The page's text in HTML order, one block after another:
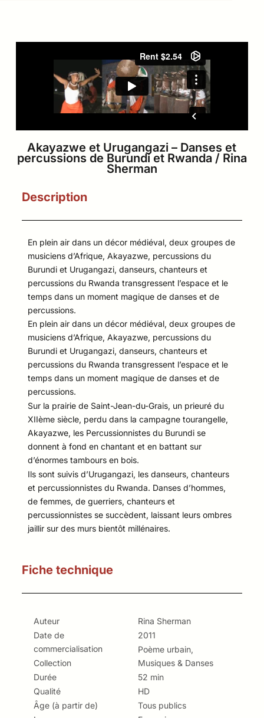
Akayazwe et Urugangazi – Danses et
percussions de Burundi et Rwanda / Rina
Sherman
Description
En plein air dans un décor médiéval, deux groupes de
musiciens d’Afrique, Akayazwe, percussions du
Burundi et Urugangazi, danseurs, chanteurs et
percussions du Rwanda transgressent l’espace et le
temps dans un moment magique de danses et de
percussions.
En plein air dans un décor médiéval, deux groupes de
musiciens d’Afrique, Akayazwe, percussions du
Burundi et Urugangazi, danseurs, chanteurs et
percussions du Rwanda transgressent l’espace et le
temps dans un moment magique de danses et de
percussions.
Sur la prairie de Saint-Jean-du-Grais, un prieuré du
XIIème siècle, perdu dans la campagne tourangelle,
Akayazwe, les Percussionnistes du Burundi se
donnent à fond en chantant et en battant sur
d’énormes tambours en bois.
Ils sont suivis d’Urugangazi, les danseurs, chanteurs
et percussionnistes du Rwanda. Danses d’hommes,
de femmes, de guerriers, chanteurs et
percussionnistes se succèdent, laissant leurs ombres
jaillir sur des murs bientôt millénaires.
Fiche technique
Auteur
Date de
commercialisation
Collection
Durée
Qualité
Âge (à partir de)
Rina Sherman
2011
Poème urbain,
Musiques & Danses
52 min
HD
Tous publics